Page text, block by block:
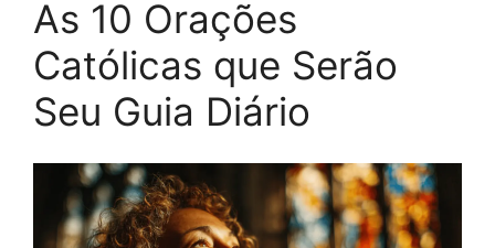
As 10 Orações
Católicas que Serão
Seu Guia Diário